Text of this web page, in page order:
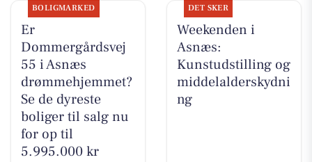
BOLIGMARKED
Er
Dommergårdsvej
55 i Asnæs
drømmehjemmet?
Se de dyreste
boliger til salg nu
for op til
5.995.000 kr
DET SKER
Weekenden i
Asnæs:
Kunstudstilling og
middelalderskydni
ng